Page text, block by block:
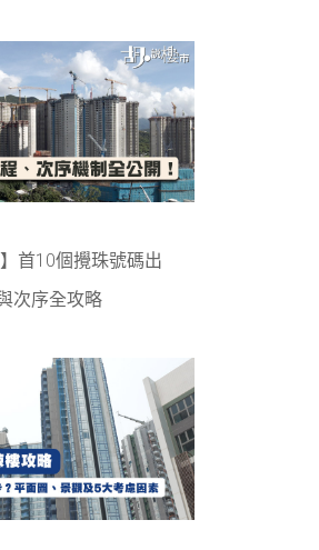
首10個攪珠號碼出
次序全攻略